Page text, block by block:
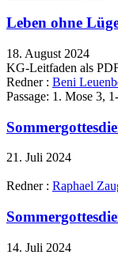
Leben ohne
18. August 2024
KG-Leitfaden als
Redner : Beni
Passage: 1. Mose 3,
21. Juli 2024
Redner : Raphael
14. Juli 2024